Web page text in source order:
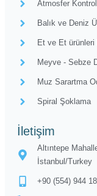
Atmosfer
Balık ve Deniz
Et ve Et ürünleri
Meyve - Sebze
Muz Sarartma
Spiral Şoklama
İletişim
Altıntepe
İstanbul/Turkey
+90 (554) 944